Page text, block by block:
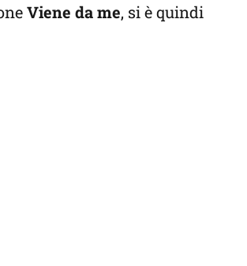
Viene da me, si è quindi